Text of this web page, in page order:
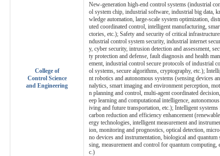
College of
Control Science
and Engineering
New-generation high-end control systems (industrial
ol system chip, industrial software, industrial big data,
wledge automation, large-scale system optimization,
uted coordinated control, intelligent manufacturing,
ctories, etc.); Safety and security of critical
ndustrial control system security, industrial internet
y, cyber security, intrusion detection and assessment,
ty protection and defense, fault diagnosis and health
ement, industrial control secure protocols of industrial
ol systems, secure algorithms, cryptography, etc.);
nt robotics and autonomous systems (sensing devices
nalytics, smart imaging and environment perception,
n planning and control, multi-agent coordinated
eep learning and computational intelligence,
iving and future transportation, etc.); Intelligent systems
carbon reduction and efficiency enhancement
ergy technologies, intelligent measurement and
ion, monitoring and prognostics, optical detection,
no devices and instrumentation, biological and quantum
sing, measurement and control for quantum computing,
c.)